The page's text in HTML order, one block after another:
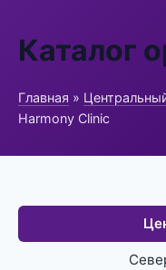
Каталог
Главная »
Harmony Clinic